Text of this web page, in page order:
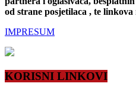
od strane posjetilaca , te
IMPRESUM
KORISNI LINKOVI